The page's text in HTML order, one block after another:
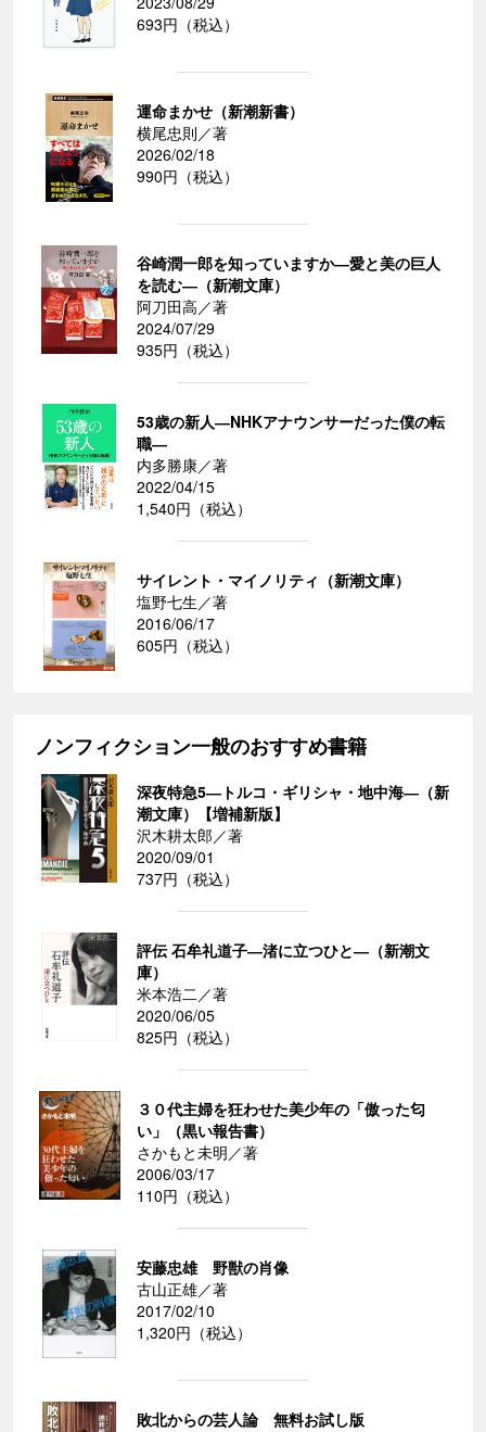
693円（税込）
運命まかせ（新潮新書）
横尾忠則／著
2026/02/18
990円（税込）
谷崎潤一郎を知っていますか―愛と美の巨人
を読む―（新潮文庫）
阿刀田高／著
2024/07/29
935円（税込）
53歳の新人―NHKアナウンサーだった僕の転
職―
内多勝康／著
2022/04/15
1,540円（税込）
サイレント・マイノリティ（新潮文庫）
塩野七生／著
2016/06/17
605円（税込）
ノンフィクション一般のおすすめ書籍
深夜特急5―トルコ・ギリシャ・地中海―（新
潮文庫）【増補新版】
沢木耕太郎／著
2020/09/01
737円（税込）
評伝 石牟礼道子―渚に立つひと―（新潮文
庫）
米本浩二／著
2020/06/05
825円（税込）
３０代主婦を狂わせた美少年の「傲った匂
い」（黒い報告書）
さかもと未明／著
2006/03/17
110円（税込）
安藤忠雄 野獣の肖像
古山正雄／著
2017/02/10
1,320円（税込）
敗北からの芸人論 無料お試し版